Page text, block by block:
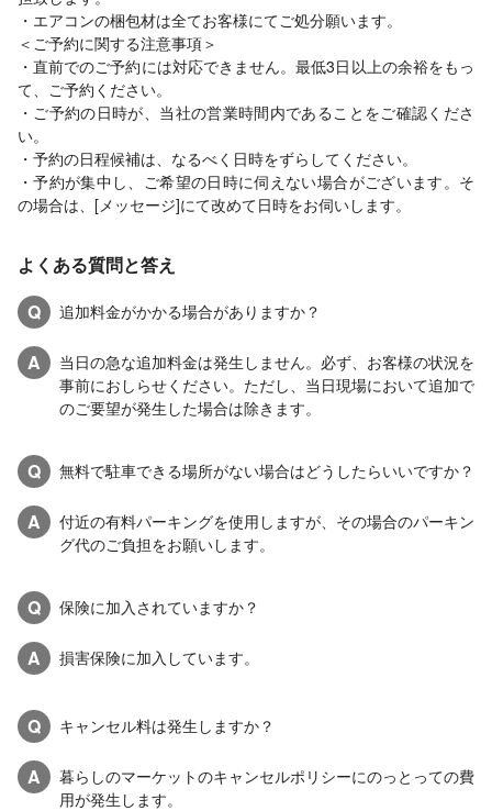
・エアコンの梱包材は全てお客様にてご処分願います。
＜ご予約に関する注意事項＞
・直前でのご予約には対応できません。最低3日以上の余裕をもっ
て、ご予約ください。
・ご予約の日時が、当社の営業時間内であることをご確認くださ
い。
・予約の日程候補は、なるべく日時をずらしてください。
・予約が集中し、ご希望の日時に伺えない場合がございます。そ
の場合は、[メッセージ]にて改めて日時をお伺いします。
よくある質問と答え
Q
追加料金がかかる場合がありますか？
A
当日の急な追加料金は発生しません。必ず、お客様の状況を
事前におしらせください。ただし、当日現場において追加で
のご要望が発生した場合は除きます。
Q 無料で駐車できる場所がない場合はどうしたらいいですか？
A
付近の有料パーキングを使用しますが、その場合のパーキン
グ代のご負担をお願いします。
Q 保険に加入されていますか？
A 損害保険に加入しています。
Q キャンセル料は発生しますか？
A
暮らしのマーケットのキャンセルポリシーにのっとっての費
用が発生します。